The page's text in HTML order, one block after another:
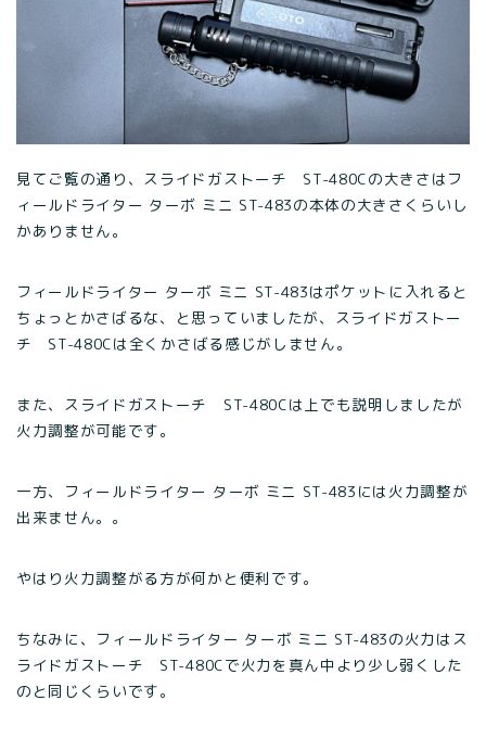
見てご覧の通り、スライドガストーチ ST-480Cの大きさはフ
ィールドライター ターボ ミニ ST-483の本体の大きさくらいし
かありません。
フィールドライター ターボ ミニ ST-483はポケットに入れると
ちょっとかさばるな、と思っていましたが、スライドガストー
チ ST-480Cは全くかさばる感じがしません。
また、スライドガストーチ ST-480Cは上でも説明しましたが
火力調整が可能です。
一方、フィールドライター ターボ ミニ ST-483には火力調整が
出来ません。。
やはり火力調整がる方が何かと便利です。
ちなみに、フィールドライター ターボ ミニ ST-483の火力はス
ライドガストーチ ST-480Cで火力を真ん中より少し弱くした
のと同じくらいです。